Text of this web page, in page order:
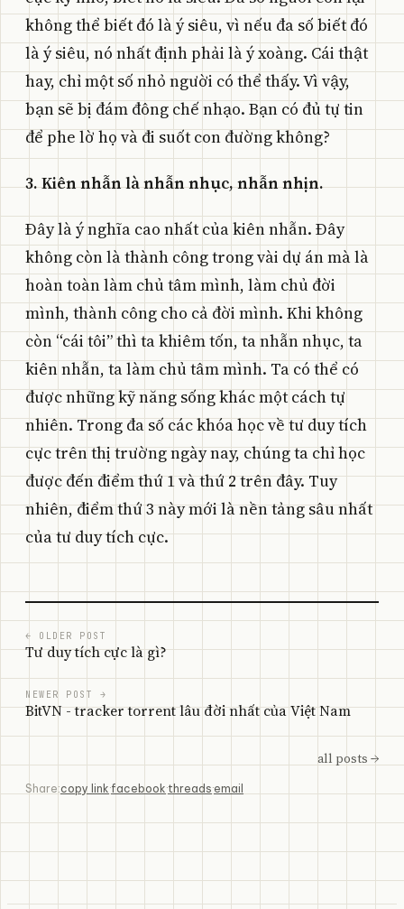
không thể biết đó là ý siêu, vì nếu đa số biết đó
là ý siêu, nó nhất định phải là ý xoàng. Cái thật
hay, chỉ một số nhỏ người có thể thấy. Vì vậy,
bạn sẽ bị đám đông chế nhạo. Bạn có đủ tự tin
để phe lờ họ và đi suốt con đường không?
3. Kiên nhẫn là nhẫn nhục, nhẫn nhịn.
Đây là ý nghĩa cao nhất của kiên nhẫn. Đây
không còn là thành công trong vài dự án mà là
hoàn toàn làm chủ tâm mình, làm chủ đời
mình, thành công cho cả đời mình. Khi không
còn “cái tôi” thì ta khiêm tốn, ta nhẫn nhục, ta
kiên nhẫn, ta làm chủ tâm mình. Ta có thể có
được những kỹ năng sống khác một cách tự
nhiên. Trong đa số các khóa học về tư duy tích
cực trên thị trường ngày nay, chúng ta chỉ học
được đến điểm thứ 1 và thứ 2 trên đây. Tuy
nhiên, điểm thứ 3 này mới là nền tảng sâu nhất
của tư duy tích cực.
← OLDER POST
Tư duy tích cực là gì?
NEWER POST →
BitVN - tracker torrent lâu đời nhất của Việt Nam
all posts →
Share:copy link·facebook·threads·email